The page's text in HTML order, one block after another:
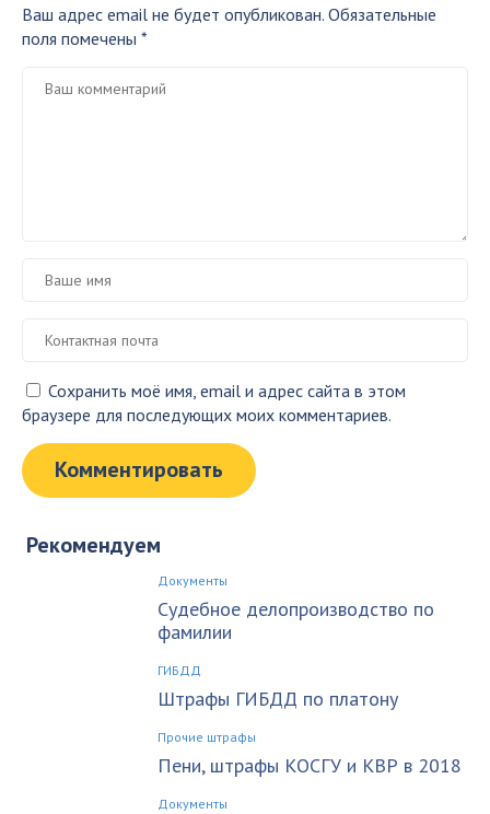
Ваш адрес email не будет опубликован. Обязательные
поля помечены *
Сохранить моё имя, email и адрес сайта в этом
браузере для последующих моих комментариев.
Рекомендуем
Документы
Судебное делопроизводство по
фамилии
ГИБДД
Штрафы ГИБДД по платону
Прочие штрафы
Пени, штрафы КОСГУ и КВР в 2018
Документы